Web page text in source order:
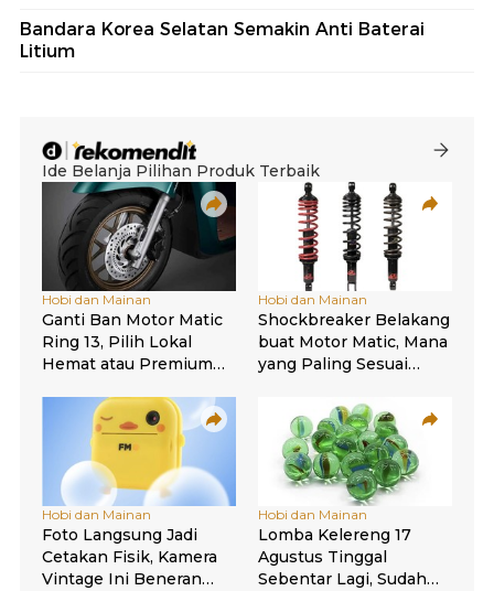
Bandara Korea Selatan Semakin Anti Baterai
Litium